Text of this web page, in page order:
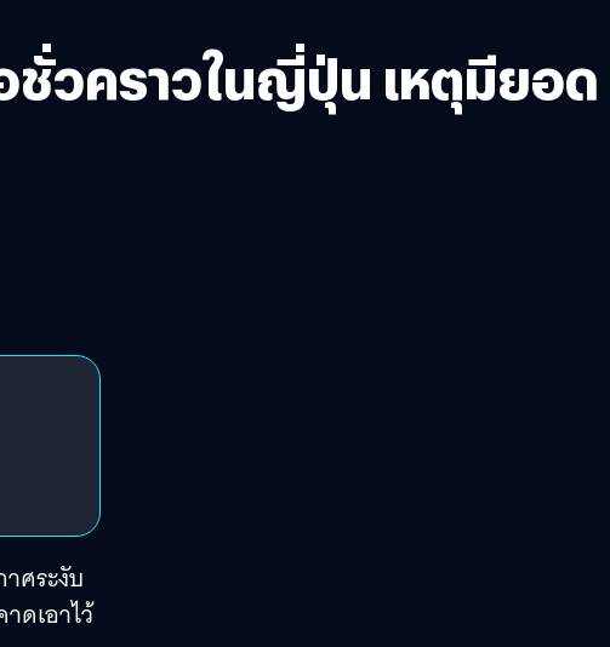
ชั่วคราวในญี่ปุ่น เหตุมียอด
ศระงับ
ดเอาไว้